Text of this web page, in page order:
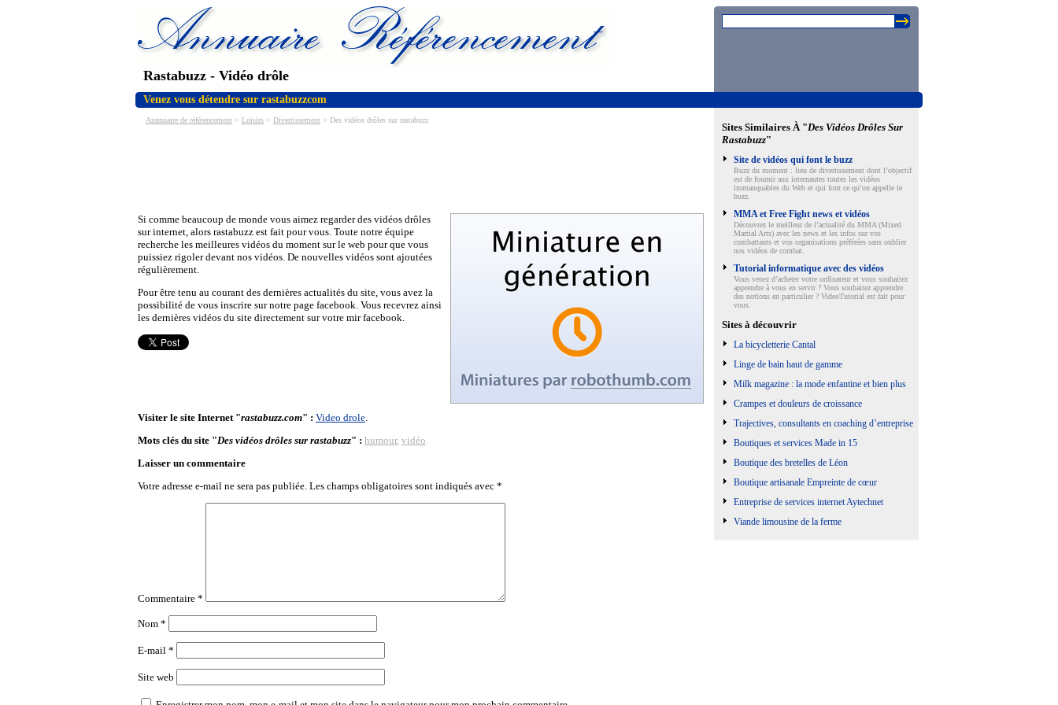
Rastabuzz - Vidéo drôle
Venez vous détendre sur rastabuzzcom
Annnuaire de référencement > Loisirs > Divertissement > Des vidéos drôles sur rastabuzz
Si comme beaucoup de monde vous aimez regarder des vidéos drôles
sur internet, alors rastabuzz est fait pour vous. Toute notre équipe
recherche les meilleures vidéos du moment sur le web pour que vous
puissiez rigoler devant nos vidéos. De nouvelles vidéos sont ajoutées
régulièrement.
Pour être tenu au courant des dernières actualités du site, vous avez la
possibilité de vous inscrire sur notre page facebook. Vous recevrez ainsi
les dernières vidéos du site directement sur votre mir facebook.
Visiter le site Internet "rastabuzz.com" : Video drole.
Mots clés du site "Des vidéos drôles sur rastabuzz" : humour, vidéo.
Laisser un commentaire
Votre adresse e-mail ne sera pas publiée. Les champs obligatoires sont indiqués avec *
Commentaire *
Nom *
E-mail *
Site web
Sites Similaires À "Des Vidéos Drôles Sur
Rastabuzz"
Site de vidéos qui font le buzz
Buzz du moment : lieu de divertissement dont l’objectif
est de fournir aux internautes toutes les vidéos
immanquables du Web et qui font ce qu’on appelle le
buzz.
MMA et Free Fight news et vidéos
Découvrez le meilleur de l’actualité du MMA (Mixed
Martial Arts) avec les news et les infos sur vos
combattants et vos organisations préférées sans oublier
nos vidéos de combat.
Tutorial informatique avec des vidéos
Vous venez d’acheter votre ordinateur et vous souhaitez
apprendre à vous en servir ? Vous souhaitez apprendre
des notions en particulier ? VideoTutorial est fait pour
vous.
Sites à découvrir
La bicycletterie Cantal
Linge de bain haut de gamme
Milk magazine : la mode enfantine et bien plus
Crampes et douleurs de croissance
Trajectives, consultants en coaching d’entreprise
Boutiques et services Made in 15
Boutique des bretelles de Léon
Boutique artisanale Empreinte de cœur
Entreprise de services internet Aytechnet
Viande limousine de la ferme